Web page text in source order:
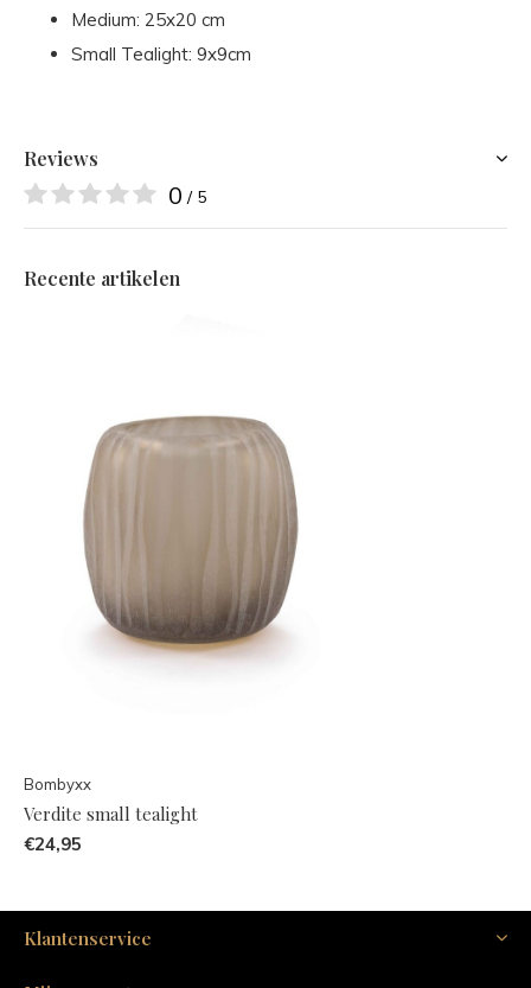
Medium: 25x20 cm
Small Tealight: 9x9cm
Reviews
0 / 5
Recente artikelen
Bombyxx
Verdite small tealight
€24,95
Klantenservice